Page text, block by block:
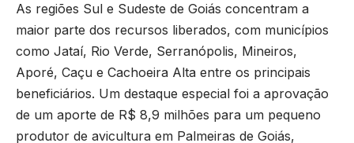
As regiões Sul e Sudeste de Goiás concentram a
maior parte dos recursos liberados, com municípios
como Jataí, Rio Verde, Serranópolis, Mineiros,
Aporé, Caçu e Cachoeira Alta entre os principais
beneficiários. Um destaque especial foi a aprovação
de um aporte de R$ 8,9 milhões para um pequeno
produtor de avicultura em Palmeiras de Goiás,